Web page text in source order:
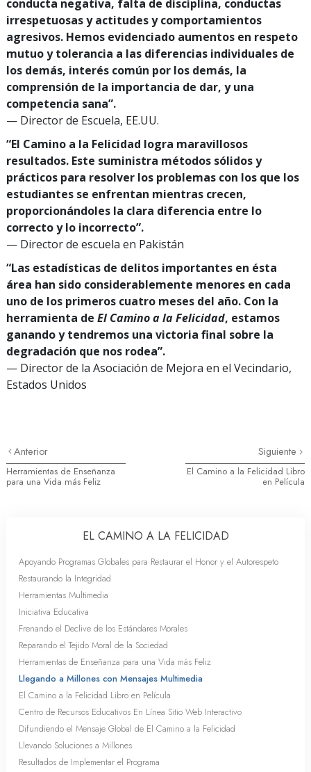
conducta negativa, falta de disciplina, conductas
irrespetuosas y actitudes y comportamientos
agresivos. Hemos evidenciado aumentos en respeto
mutuo y tolerancia a las diferencias individuales de
los demás, interés común por los demás, la
comprensión de la importancia de dar, y una
competencia sana”.
— Director de Escuela, EE.UU.
“El Camino a la Felicidad logra maravillosos
resultados. Este suministra métodos sólidos y
prácticos para resolver los problemas con los que los
estudiantes se enfrentan mientras crecen,
proporcionándoles la clara diferencia entre lo
correcto y lo incorrecto”.
— Director de escuela en Pakistán
“Las estadísticas de delitos importantes en ésta
área han sido considerablemente menores en cada
uno de los primeros cuatro meses del año. Con la
herramienta de El Camino a la Felicidad, estamos
ganando y tendremos una victoria final sobre la
degradación que nos rodea”.
— Director de la Asociación de Mejora en el Vecindario,
Estados Unidos
Anterior
Herramientas de Enseñanza
para una Vida más Feliz
Siguiente
El Camino a la Felicidad Libro
en Película
EL CAMINO A LA FELICIDAD
Apoyando Programas Globales para Restaurar el Honor y el Autorespeto
Restaurando la Integridad
Herramientas Multimedia
Iniciativa Educativa
Frenando el Declive de los Estándares Morales
Reparando el Tejido Moral de la Sociedad
Herramientas de Enseñanza para una Vida más Feliz
Llegando a Millones con Mensajes Multimedia
El Camino a la Felicidad Libro en Película
Centro de Recursos Educativos En Línea Sitio Web Interactivo
Difundiendo el Mensaje Global de El Camino a la Felicidad
Llevando Soluciones a Millones
Resultados de Implementar el Programa